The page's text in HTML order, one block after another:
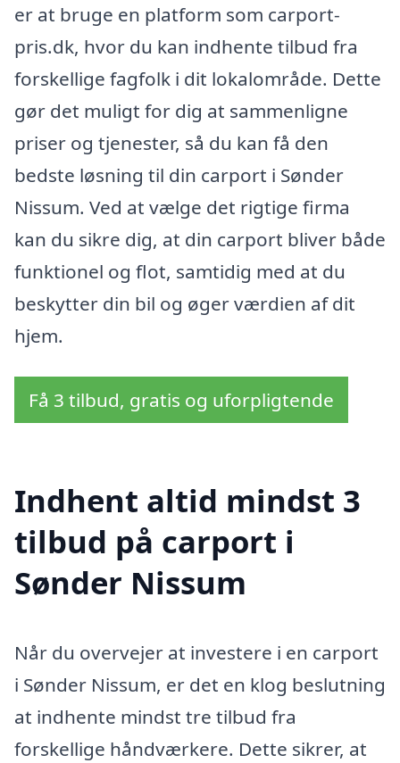
er at bruge en platform som carport-
pris.dk, hvor du kan indhente tilbud fra
forskellige fagfolk i dit lokalområde. Dette
gør det muligt for dig at sammenligne
priser og tjenester, så du kan få den
bedste løsning til din carport i Sønder
Nissum. Ved at vælge det rigtige firma
kan du sikre dig, at din carport bliver både
funktionel og flot, samtidig med at du
beskytter din bil og øger værdien af dit
hjem.
Få 3 tilbud, gratis og uforpligtende
Indhent altid mindst 3
tilbud på carport i
Sønder Nissum
Når du overvejer at investere i en carport
i Sønder Nissum, er det en klog beslutning
at indhente mindst tre tilbud fra
forskellige håndværkere. Dette sikrer, at